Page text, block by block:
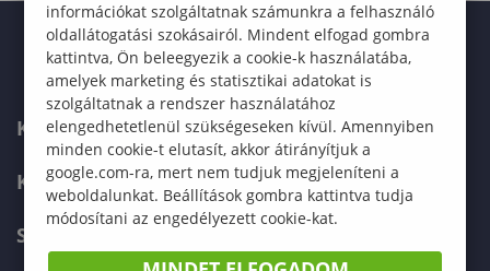
KAPCSOLAT
KÉPZÉSKERESŐ
SZERVEZETI FELÉPÍTÉS
információkat szolgáltatnak számunkra a felhasználó
oldallátogatási szokásairól. Mindent elfogad gombra
kattintva, Ön beleegyezik a cookie-k használatába,
amelyek marketing és statisztikai adatokat is
szolgáltatnak a rendszer használatához
elengedhetetlenül szükségeseken kívül. Amennyiben
minden cookie-t elutasít, akkor átirányítjuk a
google.com-ra, mert nem tudjuk megjeleníteni a
weboldalunkat. Beállítások gombra kattintva tudja
módosítani az engedélyezett cookie-kat.